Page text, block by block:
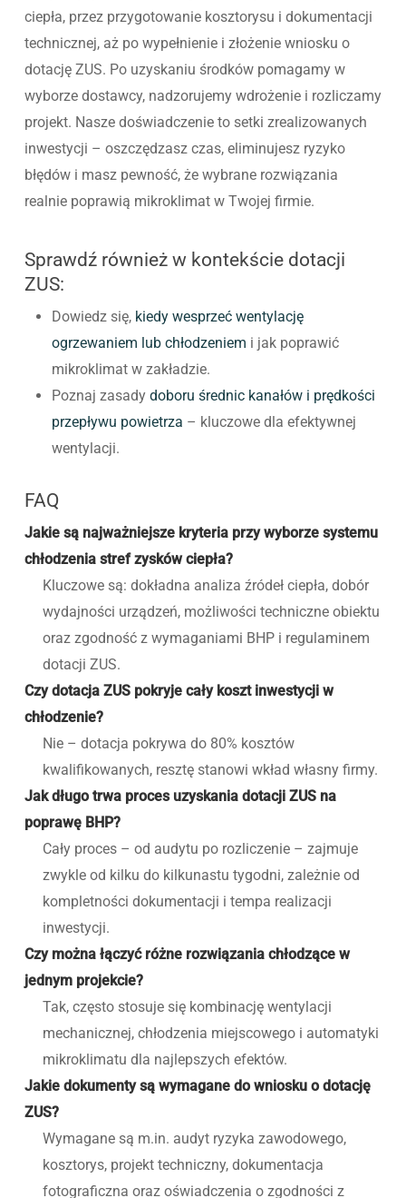
ciepła, przez przygotowanie kosztorysu i dokumentacji
technicznej, aż po wypełnienie i złożenie wniosku o
dotację ZUS. Po uzyskaniu środków pomagamy w
wyborze dostawcy, nadzorujemy wdrożenie i rozliczamy
projekt. Nasze doświadczenie to setki zrealizowanych
inwestycji – oszczędzasz czas, eliminujesz ryzyko
błędów i masz pewność, że wybrane rozwiązania
realnie poprawią mikroklimat w Twojej firmie.
Sprawdź również w kontekście dotacji
ZUS:
Dowiedz się, kiedy wesprzeć wentylację
ogrzewaniem lub chłodzeniem i jak poprawić
mikroklimat w zakładzie.
Poznaj zasady doboru średnic kanałów i prędkości
przepływu powietrza – kluczowe dla efektywnej
wentylacji.
FAQ
Jakie są najważniejsze kryteria przy wyborze systemu
chłodzenia stref zysków ciepła?
Kluczowe są: dokładna analiza źródeł ciepła, dobór
wydajności urządzeń, możliwości techniczne obiektu
oraz zgodność z wymaganiami BHP i regulaminem
dotacji ZUS.
Czy dotacja ZUS pokryje cały koszt inwestycji w
chłodzenie?
Nie – dotacja pokrywa do 80% kosztów
kwalifikowanych, resztę stanowi wkład własny firmy.
Jak długo trwa proces uzyskania dotacji ZUS na
poprawę BHP?
Cały proces – od audytu po rozliczenie – zajmuje
zwykle od kilku do kilkunastu tygodni, zależnie od
kompletności dokumentacji i tempa realizacji
inwestycji.
Czy można łączyć różne rozwiązania chłodzące w
jednym projekcie?
Tak, często stosuje się kombinację wentylacji
mechanicznej, chłodzenia miejscowego i automatyki
mikroklimatu dla najlepszych efektów.
Jakie dokumenty są wymagane do wniosku o dotację
ZUS?
Wymagane są m.in. audyt ryzyka zawodowego,
kosztorys, projekt techniczny, dokumentacja
fotograficzna oraz oświadczenia o zgodności z